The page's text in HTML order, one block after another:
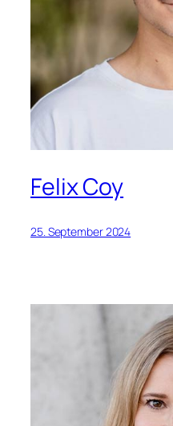
Felix Coy
25. September 2024